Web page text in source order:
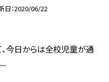
日 2020/06/22
今日からは全校児童が通